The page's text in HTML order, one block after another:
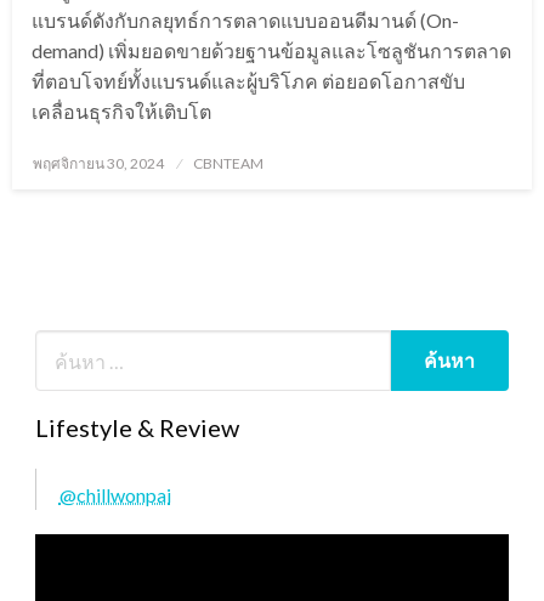
แบรนด์ดังกับกลยุทธ์การตลาดแบบออนดีมานด์ (On-
demand) เพิ่มยอดขายด้วยฐานข้อมูลและโซลูชันการตลาด
ที่ตอบโจทย์ทั้งแบรนด์และผู้บริโภค ต่อยอดโอกาสขับ
เคลื่อนธุรกิจให้เติบโต
Posted
พฤศจิกายน 30, 2024 CBNTEAM
Lifestyle & Review
@chillwonpai